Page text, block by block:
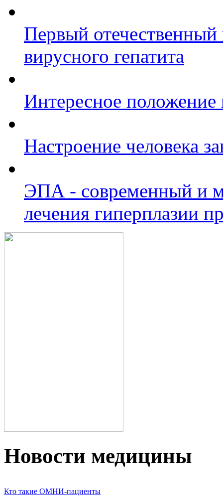
Первый отечественный
вирусного гепатита
Интересное положение
Настроение человека
ЭПА - современный и
лечения гиперплазии
Новости медицины
Кто такие ОМНИ-пациенты